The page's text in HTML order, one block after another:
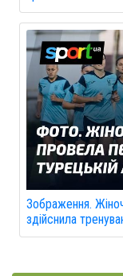
Зображення.
здійснила